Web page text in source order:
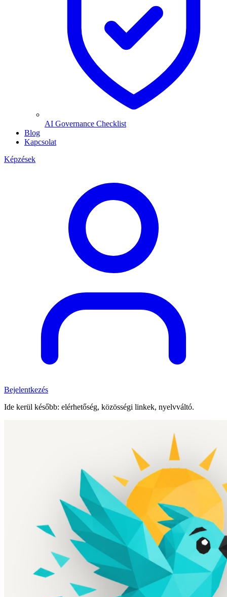
AI Governance Checklist
Blog
Kapcsolat
Képzések
Bejelentkezés
Ide kerül később: elérhetőség, közösségi linkek, nyelvváltó.